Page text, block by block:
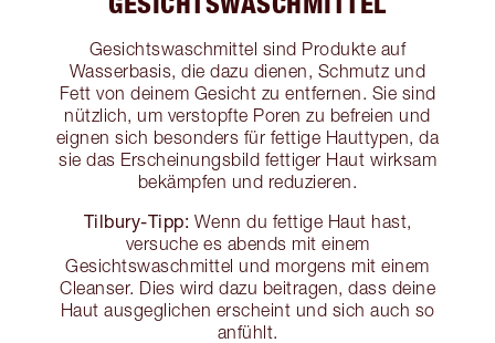
Gesichtswaschmittel sind Produkte auf
Wasserbasis, die dazu dienen, Schmutz und
Fett von deinem Gesicht zu entfernen. Sie sind
nützlich, um verstopfte Poren zu befreien und
eignen sich besonders für fettige Hauttypen, da
sie das Erscheinungsbild fettiger Haut wirksam
bekämpfen und reduzieren.
Tilbury-Tipp: Wenn du fettige Haut hast,
versuche es abends mit einem
Gesichtswaschmittel und morgens mit einem
Cleanser. Dies wird dazu beitragen, dass deine
Haut ausgeglichen erscheint und sich auch so
anfühlt.